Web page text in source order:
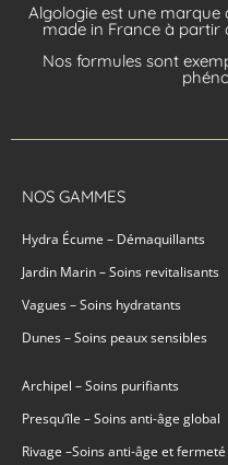
Algologie est une marque
made in France à partir
Nos formules sont
NOS GAMMES
Hydra Écume – Démaquillants
Jardin Marin – Soins revitalisants
Vagues – Soins hydratants
Dunes – Soins peaux sensibles
Archipel – Soins purifiants
Presqu’île – Soins anti-âge global
Rivage –Soins anti-âge et fermeté